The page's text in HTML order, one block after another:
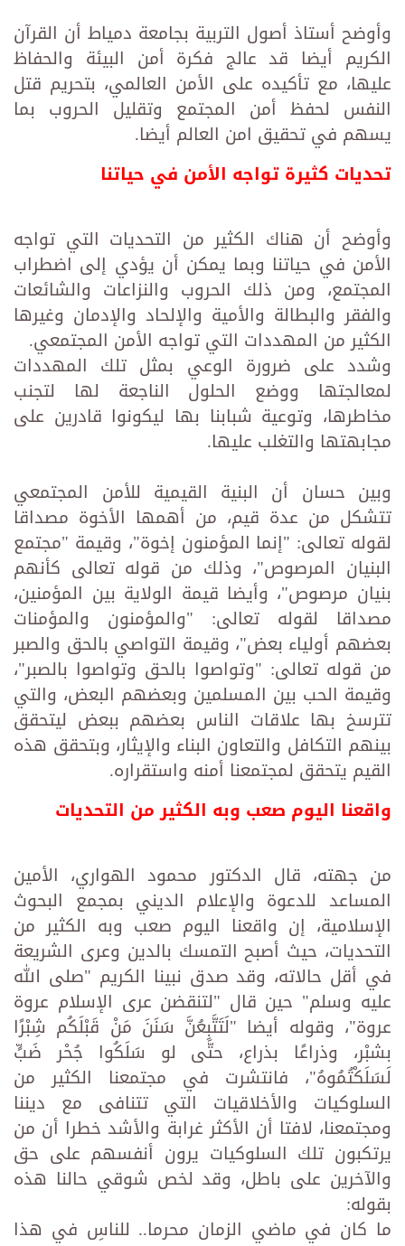
وأوضح أستاذ أصول التربية بجامعة دمياط أن القرآن
الكريم أيضا قد عالج فكرة أمن البيئة والحفاظ
عليها، مع تأكيده على الأمن العالمي، بتحريم قتل
النفس لحفظ أمن المجتمع وتقليل الحروب بما
يسهم في تحقيق امن العالم أيضا.
تحديات كثيرة تواجه الأمن في حياتنا
وأوضح أن هناك الكثير من التحديات التي تواجه
الأمن في حياتنا وبما يمكن أن يؤدي إلى اضطراب
المجتمع، ومن ذلك الحروب والنزاعات والشائعات
والفقر والبطالة والأمية والإلحاد والإدمان وغيرها
الكثير من المهددات التي تواجه الأمن المجتمعي.
وشدد على ضرورة الوعي بمثل تلك المهددات
لمعالجتها ووضع الحلول الناجعة لها لتجنب
مخاطرها، وتوعية شبابنا بها ليكونوا قادرين على
مجابهتها والتغلب عليها.
وبين حسان أن البنية القيمية للأمن المجتمعي
تتشكل من عدة قيم، من أهمها الأخوة مصداقا
لقوله تعالى: "إنما المؤمنون إخوة"، وقيمة "مجتمع
البنيان المرصوص"، وذلك من قوله تعالى كأنهم
بنيان مرصوص"، وأيضا قيمة الولاية بين المؤمنين،
مصداقا لقوله تعالى: "والمؤمنون والمؤمنات
بعضهم أولياء بعض"، وقيمة التواصي بالحق والصبر
من قوله تعالى: "وتواصوا بالحق وتواصوا بالصبر"،
وقيمة الحب بين المسلمين وبعضهم البعض، والتي
تترسخ بها علاقات الناس بعضهم ببعض ليتحقق
بينهم التكافل والتعاون البناء والإيثار، وبتحقق هذه
القيم يتحقق لمجتمعنا أمنه واستقراره.
واقعنا اليوم صعب وبه الكثير من التحديات
من جهته، قال الدكتور محمود الهواري، الأمين
المساعد للدعوة والإعلام الديني بمجمع البحوث
الإسلامية، إن واقعنا اليوم صعب وبه الكثير من
التحديات، حيث أصبح التمسك بالدين وعرى الشريعة
في أقل حالاته، وقد صدق نبينا الكريم "صلى الله
عليه وسلم" حين قال "لتنقضن عرى الإسلام عروة
عروة"، وقوله أيضا "لَتَتَّبِعُنَّ سَنَنَ مَنْ قَبْلَكُم شِبْرًا
بشبْر، وذراعًا بذراع، حتَّى لو سَلَكُوا جُحْر ضَبٍّ
لَسَلَكْتُمُوهُ"، فانتشرت في مجتمعنا الكثير من
السلوكيات والأخلاقيات التي تتنافى مع ديننا
ومجتمعنا، لافتا أن الأكثر غرابة والأشد خطرا أن من
يرتكبون تلك السلوكيات يرون أنفسهم على حق
والآخرين على باطل، وقد لخص شوقي حالنا هذه
بقوله:
ما كان في ماضي الزمان محرما.. للناسِ في هذا